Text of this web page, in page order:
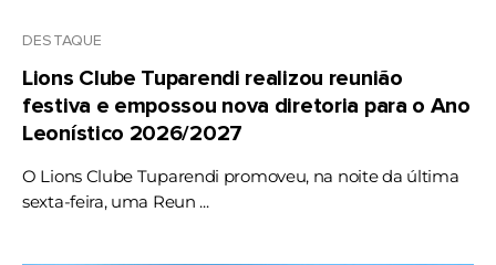
DESTAQUE
Lions Clube Tuparendi realizou reunião
festiva e empossou nova diretoria para o Ano
Leonístico 2026/2027
O Lions Clube Tuparendi promoveu, na noite da última
sexta-feira, uma Reun ...